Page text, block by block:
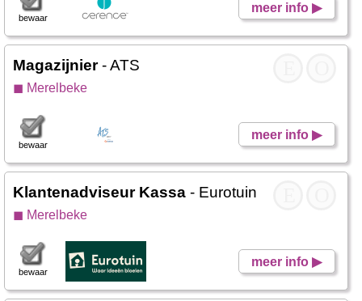
meer info ▶
bewaar
Magazijnier- ATS
◼ Merelbeke
meer info ▶
bewaar
Klantenadviseur Kassa - Eurotuin
◼ Merelbeke
meer info ▶
bewaar